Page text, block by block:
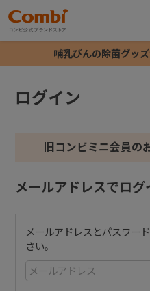
哺乳びんの除菌グッ
ログイン
旧コンビミニ会員の
メールアドレスでログ
メールアドレスとパスワー
さい。